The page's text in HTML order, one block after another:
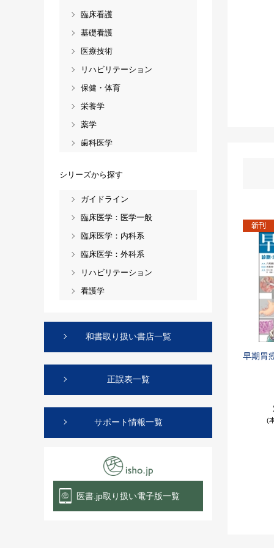
早期胃
(
臨床看護
基礎看護
医療技術
リハビリテーション
保健・体育
栄養学
薬学
歯科医学
シリーズから探す
ガイドライン
臨床医学：医学一般
臨床医学：内科系
臨床医学：外科系
リハビリテーション
看護学
和書取り扱い書店一覧
正誤表一覧
サポート情報一覧
医書.jp取り扱い電子版一覧